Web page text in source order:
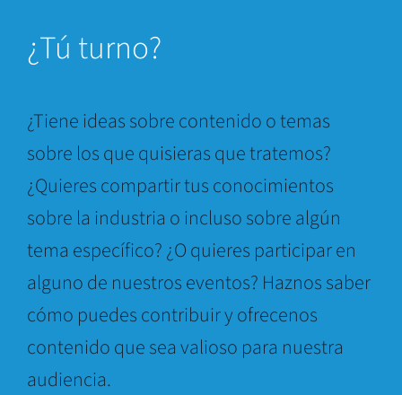
¿Tú turno?
¿Tiene ideas sobre contenido o temas
sobre los que quisieras que tratemos?
¿Quieres compartir tus conocimientos
sobre la industria o incluso sobre algún
tema específico? ¿O quieres participar en
alguno de nuestros eventos? Haznos saber
cómo puedes contribuir y ofrecenos
contenido que sea valioso para nuestra
audiencia.